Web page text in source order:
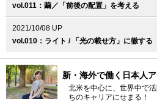
vol.011：繭／「前後の配置」を考える
2021/10/08 UP
vol.010：ライト / 「光の載せ方」に徹する
新・海外で働く日本人
北米を中心に、世界中で
ちのキャリアにせまる！